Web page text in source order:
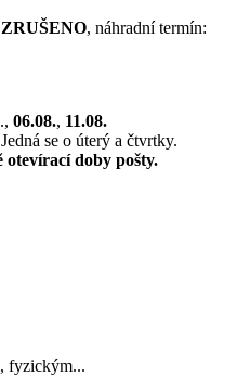
ZRUŠENO, náhradní termín:
., 06.08., 11.08.
se o úterý a čtvrtky.
doby pošty.
fyzickým...